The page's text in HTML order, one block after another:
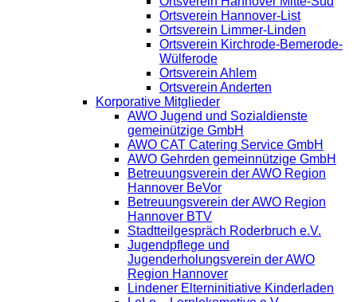
Ortsverein Hannover-List
Ortsverein Limmer-Linden
Ortsverein Kirchrode-Bemerode-
Wülferode
Ortsverein Ahlem
Ortsverein Anderten
Korporative Mitglieder
AWO Jugend und Sozialdienste
gemeinützige GmbH
AWO CAT Catering Service GmbH
AWO Gehrden gemeinnützige GmbH
Betreuungsverein der AWO Region
Hannover BeVor
Betreuungsverein der AWO Region
Hannover BTV
Stadtteilgespräch Roderbruch e.V.
Jugendpflege und
Jugenderholungsverein der AWO
Region Hannover
Lindener Elterninitiative Kinderladen